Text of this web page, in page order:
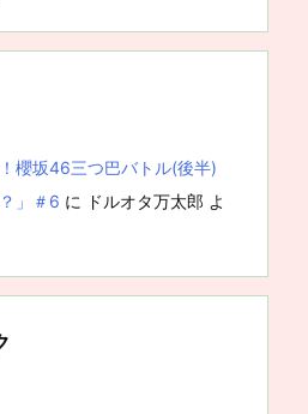
櫻坂46三つ巴バトル(後半)
」＃6 に ドルオタ万太郎 よ